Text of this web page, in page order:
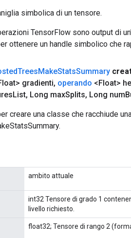
simbolica di un tensore.
TensorFlow sono output di
ottenere un handle simbolico che
TreesMakeStatsSummary
gradienti, operando <Float>
List, Long maxSplits, Long num
creare una classe che racchiude
ambito attuale
int32 Tensore di grado 1
livello richiesto.
float32; Tensore di rango 2